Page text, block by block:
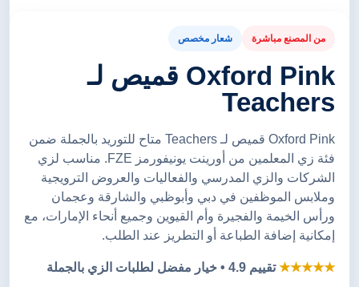
من المصنع مباشرة شعار مخصص
Oxford Pink قميص لـ
Teachers
Oxford Pink قميص لـ Teachers متاح للتوريد بالجملة ضمن
فئة زي المعلمين من أورينت يونيفورمز FZE. مناسب لزي
الشركات والزي المدرسي والفعاليات والعروض الترويجية
وملابس الموظفين في دبي وأبوظبي والشارقة وعجمان
ورأس الخيمة والفجيرة وأم القيوين وجميع أنحاء الإمارات، مع
إمكانية إضافة الطباعة أو التطريز عند الطلب.
★★★★★تقييم 4.9 • خيار مفضل لطلبات الزي بالجملة